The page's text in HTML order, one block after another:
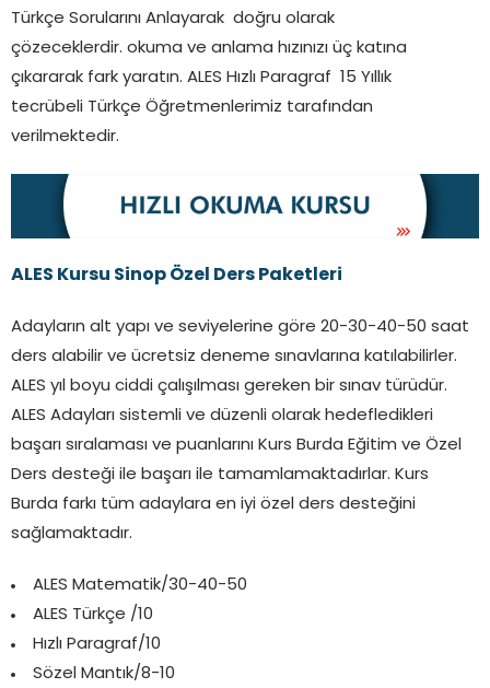
Türkçe Sorularını Anlayarak doğru olarak
çözeceklerdir. okuma ve anlama hızınızı üç katına
çıkararak fark yaratın. ALES Hızlı Paragraf 15 Yıllık
tecrübeli Türkçe Öğretmenlerimiz tarafından
verilmektedir.
ALES Kursu Sinop Özel Ders Paketleri
Adayların alt yapı ve seviyelerine göre 20-30-40-50 saat
ders alabilir ve ücretsiz deneme sınavlarına katılabilirler.
ALES yıl boyu ciddi çalışılması gereken bir sınav türüdür.
ALES Adayları sistemli ve düzenli olarak hedefledikleri
başarı sıralaması ve puanlarını Kurs Burda Eğitim ve Özel
Ders desteği ile başarı ile tamamlamaktadırlar. Kurs
Burda farkı tüm adaylara en iyi özel ders desteğini
sağlamaktadır.
ALES Matematik/30-40-50
ALES Türkçe /10
Hızlı Paragraf/10
Sözel Mantık/8-10